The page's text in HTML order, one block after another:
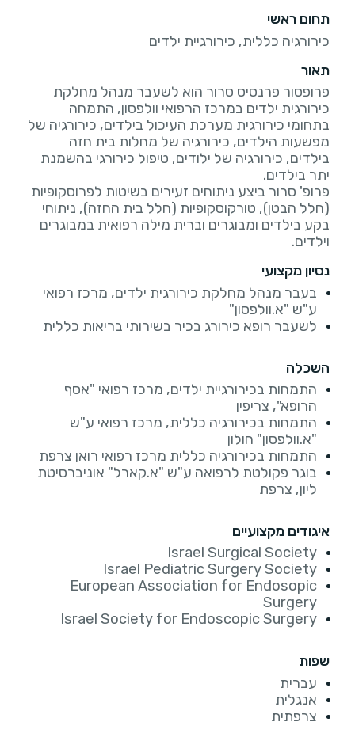
תחום ראשי
כירורגיה כללית, כירורגיית ילדים
תאור
פרופסור פרנסיס סרור הוא לשעבר מנהל מחלקת
כירורגית ילדים במרכז הרפואי וולפסון, התמחה
בתחומי כירורגית מערכת העיכול בילדים, כירורגיה של
מפשעות הילדים, כירורגיה של מחלות בית חזה
בילדים, כירורגיה של ילודים, טיפול כירורגי בהשמנת
פרופ' סרור ביצע ניתוחים זעירים בשיטות לפרוסקופיות
(חלל הבטן), טורקוסקופיות (חלל בית החזה), ניתוחי
בקע בילדים ומבוגרים וברית מילה רפואית במבוגרים
וילדים.
נסיון מקצועי
בעבר מנהל מחלקת כירורגית ילדים, מרכז רפואי
ע"ש "א.וולפסון"
לשעבר רופא כירורג בכיר בשירותי בריאות כללית
השכלה
התמחות בכירורגיית ילדים, מרכז רפואי "אסף
הרופא", צריפין
התמחות בכירורגיה כללית, מרכז רפואי ע"ש
"א.וולפסון" חולון
התמחות בכירורגיה כללית מרכז רפואי רואן צרפת
בוגר פקולטת לרפואה ע"ש "א.קארל" אוניברסיטת
ליון, צרפת
איגודים מקצועיים
Israel Surgical Society
Israel Pediatric Surgery Society
European Association for Endosopic
Surgery
Israel Society for Endoscopic Surgery
שפות
עברית
אנגלית
צרפתית